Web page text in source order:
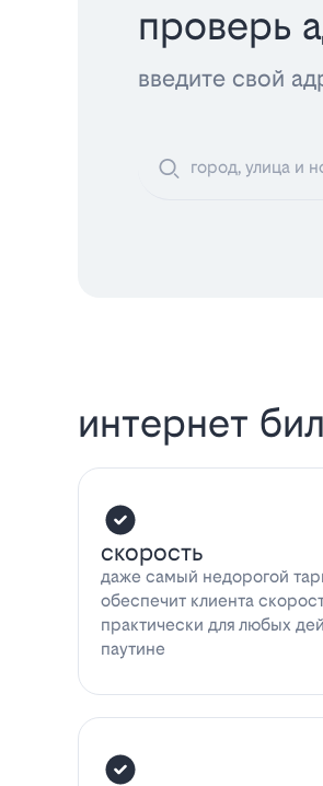
проверь
введите свой
интернет
скорость
даже самый недорогой
обеспечит клиента
практически для любых
паутине